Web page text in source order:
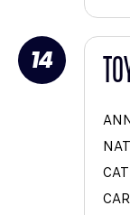
14
NAT
CAT
CAR